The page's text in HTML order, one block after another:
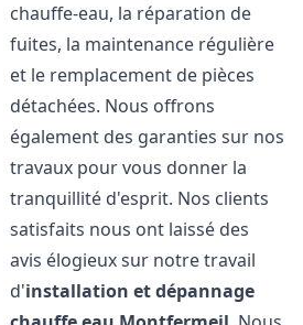
chauffe-eau, la réparation de
fuites, la maintenance régulière
et le remplacement de pièces
détachées. Nous offrons
également des garanties sur nos
travaux pour vous donner la
tranquillité d'esprit. Nos clients
satisfaits nous ont laissé des
avis élogieux sur notre travail
d'installation et dépannage